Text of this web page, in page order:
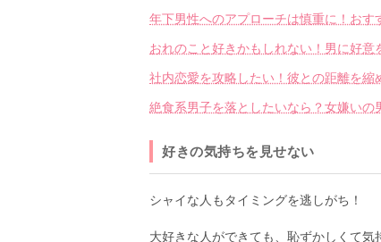
年下男性へのアプローチは慎重に！おす
おれのこと好きかもしれない！男に好意
社内恋愛を攻略したい！彼との距離を
絶食系男子を落としたいなら？女嫌い
好きの気持ちを見せない
シャイな人もタイミングを逃しがち！
大好きな人ができても、恥ずかしくて気